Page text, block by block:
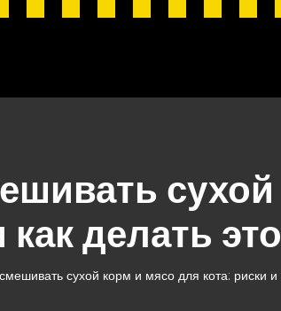
как делать
сухой корм и мясо для кота: риски и